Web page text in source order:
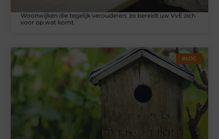
Woonwijken die tegelijk verouderen: zo bereidt uw VvE zich
voor op wat komt
BLOG